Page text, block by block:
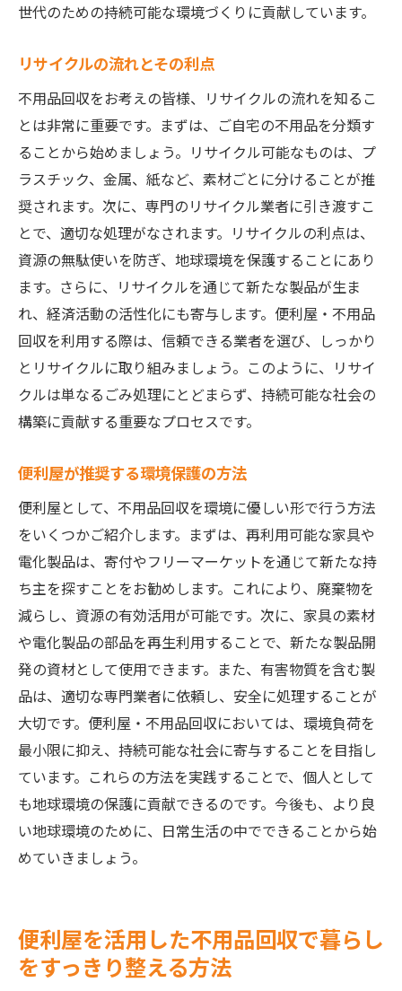
世代のための持続可能な環境づくりに貢献しています。
リサイクルの流れとその利点
不用品回収をお考えの皆様、リサイクルの流れを知るこ
とは非常に重要です。まずは、ご自宅の不用品を分類す
ることから始めましょう。リサイクル可能なものは、プ
ラスチック、金属、紙など、素材ごとに分けることが推
奨されます。次に、専門のリサイクル業者に引き渡すこ
とで、適切な処理がなされます。リサイクルの利点は、
資源の無駄使いを防ぎ、地球環境を保護することにあり
ます。さらに、リサイクルを通じて新たな製品が生ま
れ、経済活動の活性化にも寄与します。便利屋・不用品
回収を利用する際は、信頼できる業者を選び、しっかり
とリサイクルに取り組みましょう。このように、リサイ
クルは単なるごみ処理にとどまらず、持続可能な社会の
構築に貢献する重要なプロセスです。
便利屋が推奨する環境保護の方法
便利屋として、不用品回収を環境に優しい形で行う方法
をいくつかご紹介します。まずは、再利用可能な家具や
電化製品は、寄付やフリーマーケットを通じて新たな持
ち主を探すことをお勧めします。これにより、廃棄物を
減らし、資源の有効活用が可能です。次に、家具の素材
や電化製品の部品を再生利用することで、新たな製品開
発の資材として使用できます。また、有害物質を含む製
品は、適切な専門業者に依頼し、安全に処理することが
大切です。便利屋・不用品回収においては、環境負荷を
最小限に抑え、持続可能な社会に寄与することを目指し
ています。これらの方法を実践することで、個人として
も地球環境の保護に貢献できるのです。今後も、より良
い地球環境のために、日常生活の中でできることから始
めていきましょう。
便利屋を活用した不用品回収で暮らし
をすっきり整える方法